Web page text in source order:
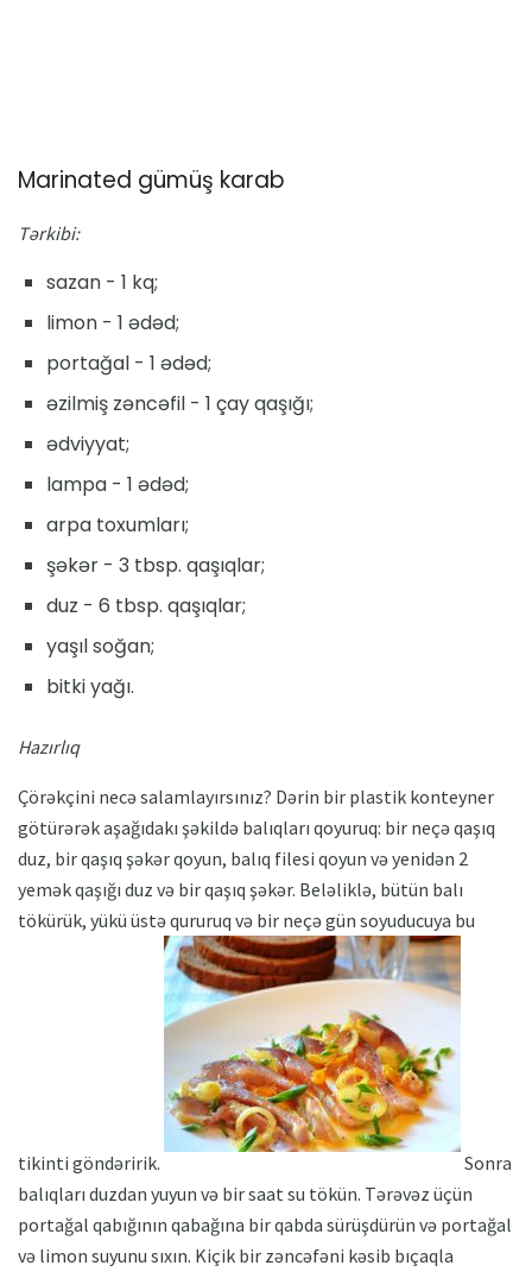
Marinated gümüş karab
Tərkibi:
sazan - 1 kq;
limon - 1 ədəd;
portağal - 1 ədəd;
əzilmiş zəncəfil - 1 çay qaşığı;
ədviyyat;
lampa - 1 ədəd;
arpa toxumları;
şəkər - 3 tbsp. qaşıqlar;
duz - 6 tbsp. qaşıqlar;
yaşıl soğan;
bitki yağı.
Hazırlıq
Çörəkçini necə salamlayırsınız? Dərin bir plastik konteyner
götürərək aşağıdakı şəkildə balıqları qoyuruq: bir neçə qaşıq
duz, bir qaşıq şəkər qoyun, balıq filesi qoyun və yenidən 2
yemək qaşığı duz və bir qaşıq şəkər. Beləliklə, bütün balı
tökürük, yükü üstə qururuq və bir neçə gün soyuducuya bu
tikinti göndəririk.
Sonra
balıqları duzdan yuyun və bir saat su tökün. Tərəvəz üçün
portağal qabığının qabağına bir qabda sürüşdürün və portağal
və limon suyunu sıxın. Kiçik bir zəncəfəni kəsib bıçaqla